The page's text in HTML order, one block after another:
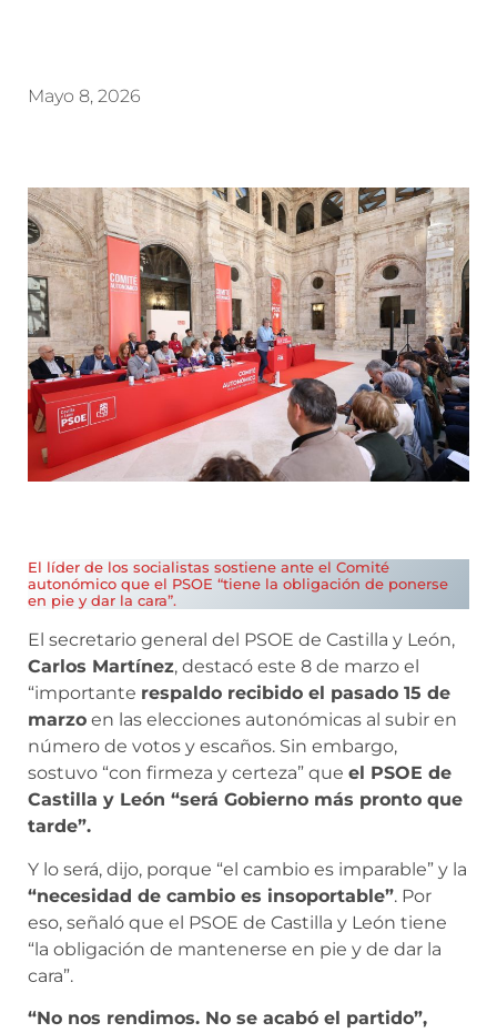
Mayo 8, 2026
El líder de los socialistas sostiene ante el Comité
autonómico que el PSOE “tiene la obligación de ponerse
en pie y dar la cara”.
El secretario general del PSOE de Castilla y León,
Carlos Martínez, destacó este 8 de marzo el
“importante respaldo recibido el pasado 15 de
marzo en las elecciones autonómicas al subir en
número de votos y escaños. Sin embargo,
sostuvo “con firmeza y certeza” que el PSOE de
Castilla y León “será Gobierno más pronto que
tarde”.
Y lo será, dijo, porque “el cambio es imparable” y la
“necesidad de cambio es insoportable”. Por
eso, señaló que el PSOE de Castilla y León tiene
“la obligación de mantenerse en pie y de dar la
cara”.
“No nos rendimos. No se acabó el partido”,